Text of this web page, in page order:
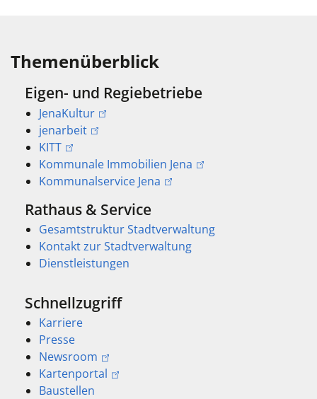
Themenüberblick
Eigen- und Regiebetriebe
JenaKultur
jenarbeit
KITT
Kommunale Immobilien Jena
Kommunalservice Jena
Rathaus & Service
Gesamtstruktur Stadtverwaltung
Kontakt zur Stadtverwaltung
Dienstleistungen
Schnellzugriff
Karriere
Presse
Newsroom
Kartenportal
Baustellen